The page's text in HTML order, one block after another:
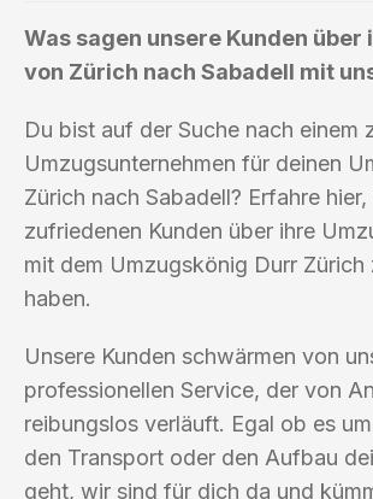
Was sagen unsere Kunden über
von Zürich nach Sabadell mit
Du bist auf der Suche nach einem
Umzugsunternehmen für deinen
Zürich nach Sabadell? Erfahre
zufriedenen Kunden über ihre
mit dem Umzugskönig Durr Zürich
haben.
Unsere Kunden schwärmen von
professionellen Service, der von
reibungslos verläuft. Egal ob es
den Transport oder den Aufbau
geht, wir sind für dich da und